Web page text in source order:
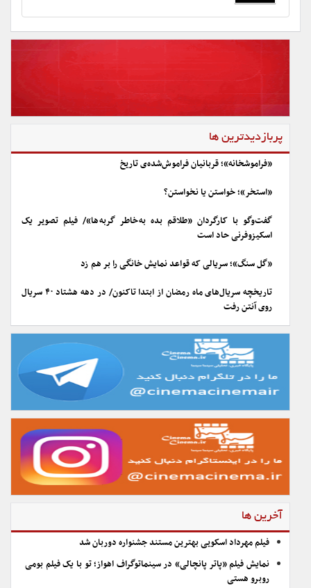
پربازدیدترین ها
«فراموشخانه»؛ قربانیان فراموش‌شده‌ی تاریخ
«استخر»؛ خواستن یا نخواستن؟
گفت‌وگو با کارگردان «طلاقم بده به خاطر گربه ها»/ فیلم تصویر یک
اسکیزوفرنی حاد است
«گل سنگ»؛ سریالی که قواعد نمایش خانگی را بر هم زد
تاریخچه سریال‌های ماه رمضان از ابتدا تاکنون/ در دهه هشتاد ۴۰ سریال
روی آنتن رفت
آخرین ها
فیلم مهرداد اسکویی بهترین مستند جشنواره دوربان شد
نمایش فیلم «پاتر پانچالی» در سینماتوگراف اهواز؛ تو با یک فیلم بومی
روبرو هستی